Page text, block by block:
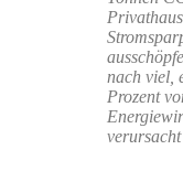
nach viel,
Prozent